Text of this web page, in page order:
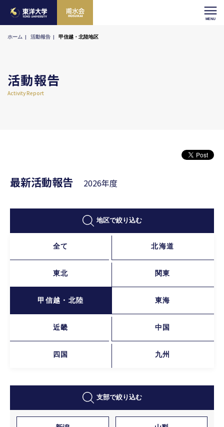
ホーム 活動報告 甲信越・北陸地区
活動報告
Activity Report
最新活動報告 2026年度
地区で絞り込む
全て 北海道
東北 関東
甲信越・北陸 東海
近畿 中国
四国 九州
支部で絞り込む